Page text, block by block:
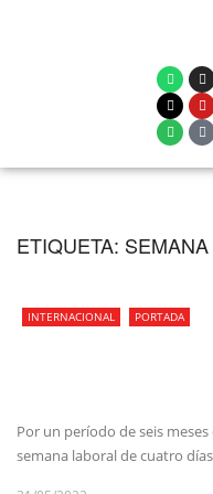
ETIQUETA:
INTERNACIONAL PORTADA
Por un período de seis
semana laboral de cuatro